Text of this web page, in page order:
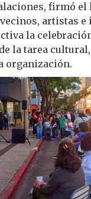
firmó el
artistas e
la
la tarea
organización.